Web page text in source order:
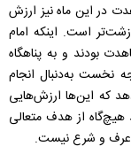
در این ماه نیز ارزش
است. اینکه امام
بودند و به پناهگاه
نخست به‌دنبال انجام
که این‌ها ارزش‌هایی
از هدف متعالی
عرف و شرع نیست.